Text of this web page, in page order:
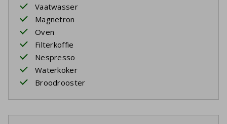
Vaatwasser
Magnetron
Oven
Filterkoffie
Nespresso
Waterkoker
Broodrooster